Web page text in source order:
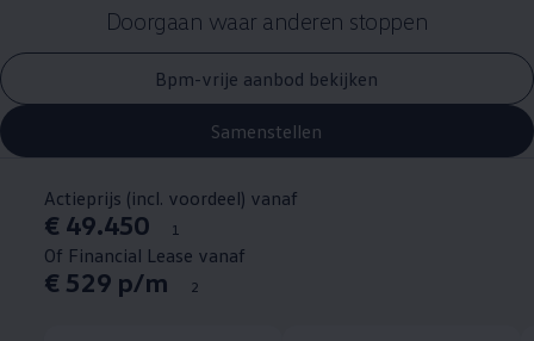
Doorgaan waar anderen stoppen
Bpm-vrije aanbod bekijken
Samenstellen
Actieprijs (incl. voordeel) vanaf
€ 49.450 1
Of Financial Lease vanaf
€ 529 p/m 2